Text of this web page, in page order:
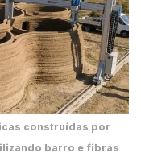
construídas por
barro e fibras